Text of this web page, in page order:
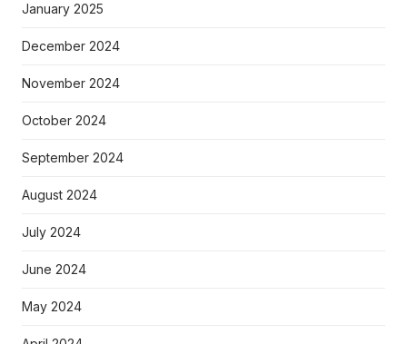
January 2025
December 2024
November 2024
October 2024
September 2024
August 2024
July 2024
June 2024
May 2024